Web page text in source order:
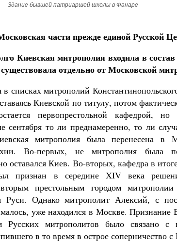
Здание бывшей патриаршей школы в Фанаре
части прежде единой Русской
Киевская митрополия входила в
отдельно от Московской
списках митрополий
Киевской по титулу, потом
первопрестольной кафедрой, но
сентября то ли преднамеренно, то ли
митрополия была перенесена в
Во-первых, не митрополия была
оставался Киев. Во-вторых, кафедра в
признан в середине XIV века
престольным городом
Руси. Однако митрополит Алексий, с
уже находился в Москве.
Русских митрополитов было связано с
в то время в острое соперничество